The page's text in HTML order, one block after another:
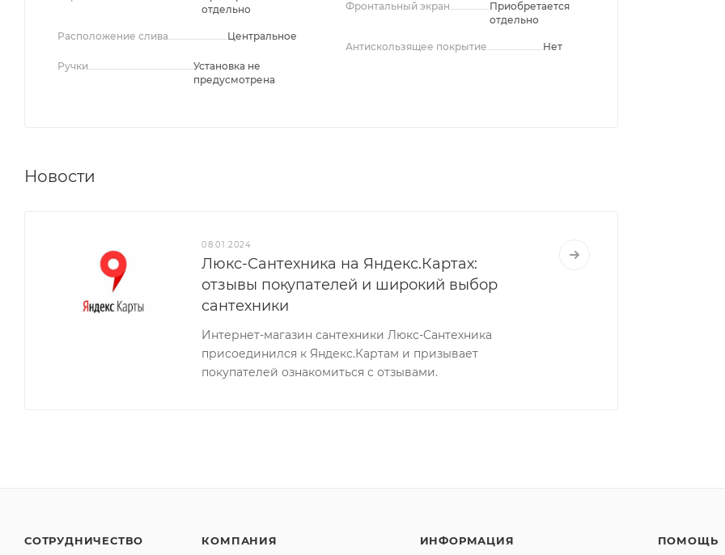
отдельно
Расположение слива Центральное
Ручки
Установка не
предусмотрена
Фронтальный экран
Приобретается
отдельно
Антискользящее покрытие Нет
Новости
08.01.2024
Люкс-Сантехника на Яндекс.Картах:
отзывы покупателей и широкий выбор
сантехники
Интернет-магазин сантехники Люкс-Сантехника
присоединился к Яндекс.Картам и призывает
покупателей ознакомиться с отзывами.
СОТРУДНИЧЕСТВО КОМПАНИЯ ИНФОРМАЦИЯ
ПОМОЩЬ